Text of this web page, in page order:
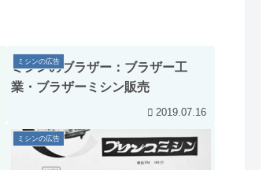
ミシンの広告
ミシンのブラザー：ブラザー工
業・ブラザーミシン販売
2019.07.16
ミシンの広告